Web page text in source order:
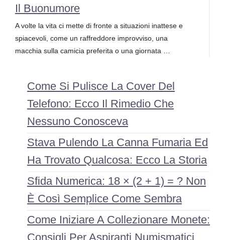
Il Buonumore
A volte la vita ci mette di fronte a situazioni inattese e
spiacevoli, come un raffreddore improvviso, una
macchia sulla camicia preferita o una giornata …
Come Si Pulisce La Cover Del
Telefono: Ecco Il Rimedio Che
Nessuno Conosceva
Stava Pulendo La Canna Fumaria Ed
Ha Trovato Qualcosa: Ecco La Storia
Sfida Numerica: 18 × (2 + 1) = ? Non
È Così Semplice Come Sembra
Come Iniziare A Collezionare Monete:
Consigli Per Aspiranti Numismatici